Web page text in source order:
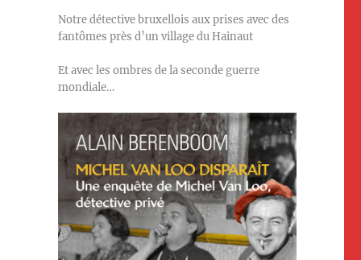
Notre détective bruxellois aux prises avec des
fantômes près d’un village du Hainaut
Et avec les ombres de la seconde guerre
mondiale…